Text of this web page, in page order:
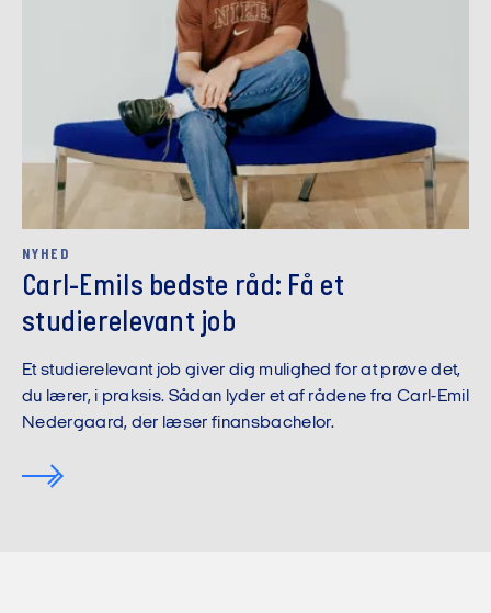
NYHED
Carl-Emils bedste råd: Få et
studierelevant job
Et studierelevant job giver dig mulighed for at prøve det,
du lærer, i praksis. Sådan lyder et af rådene fra Carl-Emil
Nedergaard, der læser finansbachelor.